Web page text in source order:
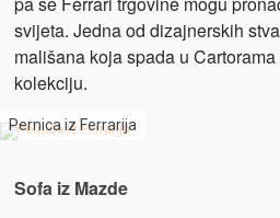
svijeta. Jedna od dizajnerskih
mališana koja spada u Cartorama
kolekciju.
Pernica iz Ferrarija
Sofa iz Mazde